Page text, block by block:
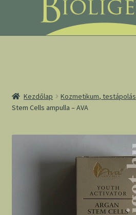
navigációhoz
tartalomba
Kezdőlap Kozmetikum, testápolás
Stem Cells ampulla – AVA